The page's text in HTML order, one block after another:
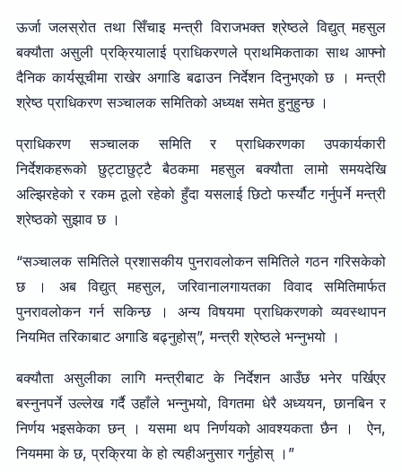
ऊर्जा जलस्रोत तथा सिँचाइ मन्त्री विराजभक्त श्रेष्ठले विद्युत् महसुल
बक्यौता असुली प्रक्रियालाई प्राधिकरणले प्राथमिकताका साथ आफ्नो
दैनिक कार्यसूचीमा राखेर अगाडि बढाउन निर्देशन दिनुभएको छ । मन्त्री
श्रेष्ठ प्राधिकरण सञ्चालक समितिको अध्यक्ष समेत हुनुहुन्छ ।
प्राधिकरण सञ्चालक समिति र प्राधिकरणका उपकार्यकारी
निर्देशकहरूको छुट्टाछुट्टै बैठकमा महसुल बक्यौता लामो समयदेखि
अल्झिरहेको र रकम ठूलो रहेको हुँदा यसलाई छिटो फर्स्यौट गर्नुपर्ने मन्त्री
श्रेष्ठको सुझाव छ ।
“सञ्चालक समितिले प्रशासकीय पुनरावलोकन समितिले गठन गरिसकेको
छ । अब विद्युत् महसुल, जरिवानालगायतका विवाद समितिमार्फत
पुनरावलोकन गर्न सकिन्छ । अन्य विषयमा प्राधिकरणको व्यवस्थापन
नियमित तरिकाबाट अगाडि बढ्नुहोस्”, मन्त्री श्रेष्ठले भन्नुभयो ।
बक्यौता असुलीका लागि मन्त्रीबाट के निर्देशन आउँछ भनेर पर्खिएर
बस्नुनपर्ने उल्लेख गर्दै उहाँले भन्नुभयो, विगतमा धेरै अध्ययन, छानबिन र
निर्णय भइसकेका छन् । यसमा थप निर्णयको आवश्यकता छैन । ऐन,
नियममा के छ, प्रक्रिया के हो त्यहीअनुसार गर्नुहोस् ।”